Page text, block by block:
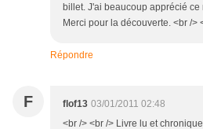
billet. J'ai beaucoup apprécié
Merci pour la découverte. <br />
Répondre
F flof13 03/01/2011 02:48
<br /> <br /> Livre lu et